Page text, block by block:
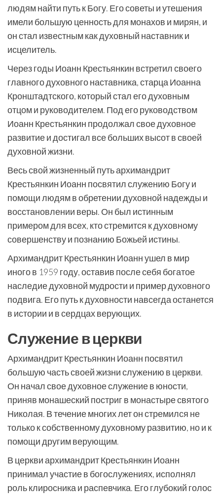
людям найти путь к Богу. Его советы и утешения
имели большую ценность для монахов и мирян, и
он стал известным как духовный наставник и
исцелитель.
Через годы Иоанн Крестьянкин встретил своего
главного духовного наставника, старца Иоанна
Кронштадтского, который стал его духовным
отцом и руководителем. Под его руководством
Иоанн Крестьянкин продолжал свое духовное
развитие и достигал все больших высот в своей
духовной жизни.
Весь свой жизненный путь архимандрит
Крестьянкин Иоанн посвятил служению Богу и
помощи людям в обретении духовной надежды и
восстановлении веры. Он был истинным
примером для всех, кто стремится к духовному
совершенству и познанию Божьей истины.
Архимандрит Крестьянкин Иоанн ушел в мир
иного в 1959 году, оставив после себя богатое
наследие духовной мудрости и пример духовного
подвига. Его путь к духовности навсегда останется
в истории и в сердцах верующих.
Служение в церкви
Архимандрит Крестьянкин Иоанн посвятил
большую часть своей жизни служению в церкви.
Он начал свое духовное служение в юности,
приняв монашеский постриг в монастыре святого
Николая. В течение многих лет он стремился не
только к собственному духовному развитию, но и к
помощи другим верующим.
В церкви архимандрит Крестьянкин Иоанн
принимал участие в богослужениях, исполнял
роль клиросника и распевчика. Его глубокий голос